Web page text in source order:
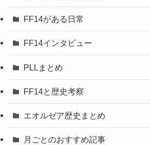
FF14がある日常
FF14インタビュー
PLLまとめ
FF14と歴史考察
エオルゼア歴史まとめ
月ごとのおすすめ記事